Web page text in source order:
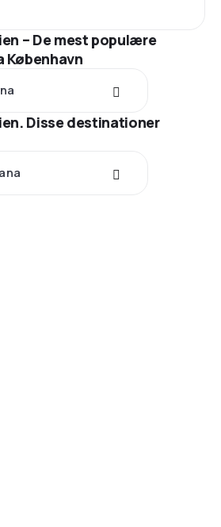
– De mest populære
Disse destinationer